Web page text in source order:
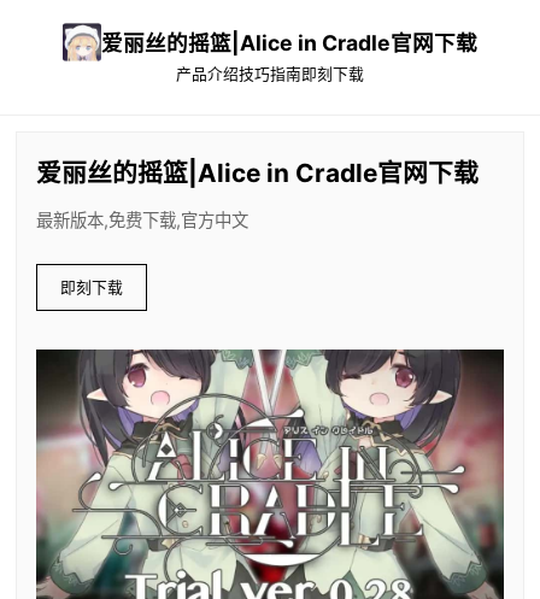
爱丽丝的摇篮|Alice in Cradle官网下载
产品介绍技巧指南 即刻下载
爱丽丝的摇篮|Alice in Cradle官网下载
最新版本,免费下载,官方中文
即刻下载